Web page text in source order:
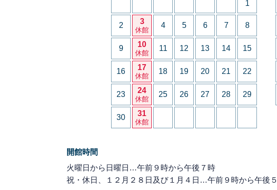
1
2 3
休館
4 5 6 7 8
9 10
休館
11 12 13 14 15
16 17
休館
18 19 20 21 22
23 24
休館
25 26 27 28 29
30 31
休館
開館時間
火曜日から日曜日…午前９時から午後７時
祝・休日、１２月２８日及び１月４日…午前９時から午後